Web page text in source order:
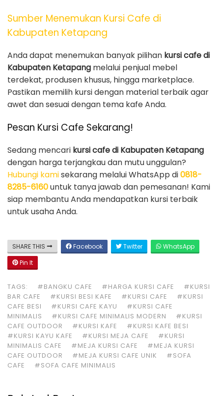
Sumber Menemukan Kursi Cafe di
Kabupaten Ketapang
Anda dapat menemukan banyak pilihan kursi cafe di
Kabupaten Ketapang melalui penjual mebel
terdekat, produsen khusus, hingga marketplace.
Pastikan memilih kursi dengan material terbaik agar
awet dan sesuai dengan tema kafe Anda.
Pesan Kursi Cafe Sekarang!
Sedang mencari kursi cafe di Kabupaten Ketapang
dengan harga terjangkau dan mutu unggulan?
Hubungi kamisekarang melalui WhatsApp di0818-
8285-6160untuk tanya jawab dan pemesanan! Kami
siap membantu Anda mendapatkan kursi terbaik
untuk usaha Anda.
SHARE THIS Facebook Twitter
WhatsApp
Pin It
TAGS: #BANGKU CAFE #HARGA KURSI CAFE
#KURSI
BAR CAFE
#KURSI BESI KAFE #KURSI CAFE
#KURSI
CAFE BESI
#KURSI CAFE KAYU
#KURSI CAFE
MINIMALIS
#KURSI CAFE MINIMALIS MODERN
#KURSI
CAFE OUTDOOR
#KURSI KAFE
#KURSI KAFE BESI
#KURSI KAYU KAFE
#KURSI MEJA CAFE
#KURSI
MINIMALIS CAFE
#MEJA KURSI CAFE
#MEJA KURSI
CAFE OUTDOOR
#MEJA KURSI CAFE UNIK
#SOFA
CAFE
#SOFA CAFE MINIMALIS